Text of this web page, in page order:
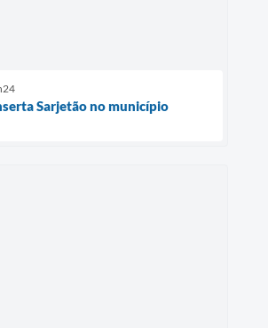
Sarjetão no município